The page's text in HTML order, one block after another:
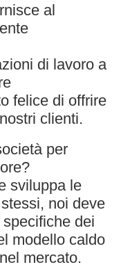
al
di lavoro a
felice di offrire
clienti.
per
sviluppa le
noi deve
dei
modello caldo
mercato.